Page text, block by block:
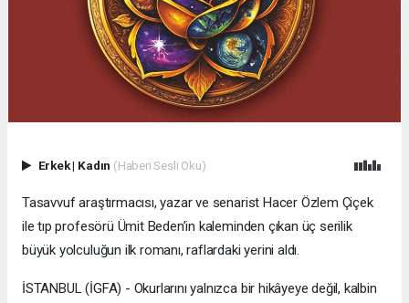
Erkek| Kadın (Haberi Sesli Oku)
Tasavvuf araştırmacısı, yazar ve senarist Hacer Özlem Çiçek
ile tıp profesörü Ümit Beden’in kaleminden çıkan üç serilik
büyük yolculuğun ilk romanı, raflardaki yerini aldı.
İSTANBUL (İGFA) - Okurlarını yalnızca bir hikâyeye değil, kalbin